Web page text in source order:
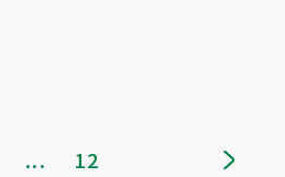
... 12